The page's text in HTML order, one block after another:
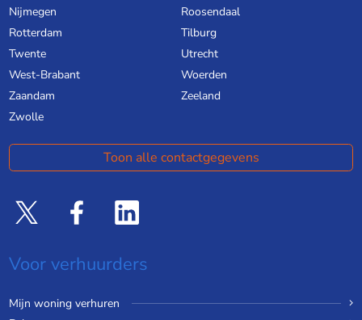
Nijmegen
Roosendaal
Rotterdam
Tilburg
Twente
Utrecht
West-Brabant
Woerden
Zaandam
Zeeland
Zwolle
Toon alle contactgegevens
Voor verhuurders
Mijn woning verhuren